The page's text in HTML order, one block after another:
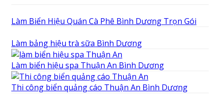
Làm Biển Hiệu Quán Cà Phê Bình Dương Trọn Gói
Làm bảng hiệu trà sữa Bình Dương
Làm biển hiệu spa Thuận An Bình Dương
Thi công biển quảng cáo Thuận An Bình Dương